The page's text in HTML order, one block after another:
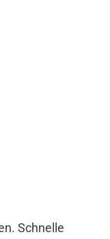
Schnelle